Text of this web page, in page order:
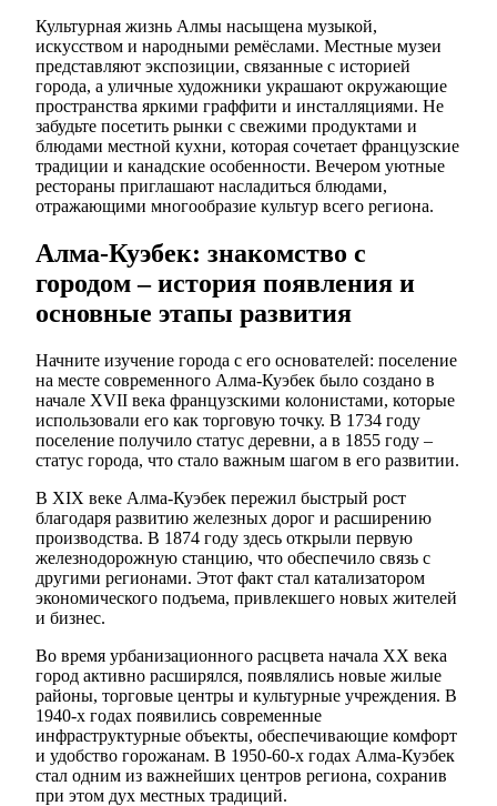
Культурная жизнь Алмы насыщена музыкой,
искусством и народными ремёслами. Местные музеи
представляют экспозиции, связанные с историей
города, а уличные художники украшают окружающие
пространства яркими граффити и инсталляциями. Не
забудьте посетить рынки с свежими продуктами и
блюдами местной кухни, которая сочетает французские
традиции и канадские особенности. Вечером уютные
рестораны приглашают насладиться блюдами,
отражающими многообразие культур всего региона.
Алма-Куэбек: знакомство с
городом – история появления и
основные этапы развития
Начните изучение города с его основателей: поселение
на месте современного Алма-Куэбек было создано в
начале XVII века французскими колонистами, которые
использовали его как торговую точку. В 1734 году
поселение получило статус деревни, а в 1855 году –
статус города, что стало важным шагом в его развитии.
В XIX веке Алма-Куэбек пережил быстрый рост
благодаря развитию железных дорог и расширению
производства. В 1874 году здесь открыли первую
железнодорожную станцию, что обеспечило связь с
другими регионами. Этот факт стал катализатором
экономического подъема, привлекшего новых жителей
и бизнес.
Во время урбанизационного расцвета начала XX века
город активно расширялся, появлялись новые жилые
районы, торговые центры и культурные учреждения. В
1940-х годах появились современные
инфраструктурные объекты, обеспечивающие комфорт
и удобство горожанам. В 1950-60-х годах Алма-Куэбек
стал одним из важнейших центров региона, сохранив
при этом дух местных традиций.